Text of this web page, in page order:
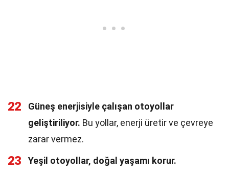
22
Güneş enerjisiyle çalışan otoyollar
geliştiriliyor. Bu yollar, enerji üretir ve çevreye
zarar vermez.
23
Yeşil otoyollar, doğal yaşamı korur.